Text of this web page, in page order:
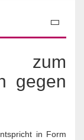
zum
gegen
in Form